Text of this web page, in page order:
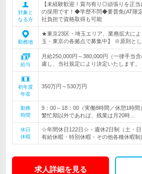
対象と
なる方
【未経験歓迎！賞与有り◎頑張りを正
の採用です！◆学歴不問◆要普免(AT限
社負担で資格取得も可能
勤務地
★東京23区・埼玉エリア、業務拡大に
玉・東京の各拠点で募集中】 ※原則と
給与
月給250,000円～380,000円（一律手当
慮し、当社規定により決定いたします。
初年度
年収
350万円～530万円
勤務
時間
9：00～18：00（実働8時間／休憩1時
繁忙期以外であれば、残業は月20時…
休日
休暇
☆年間休日122日☆・週休2日制（土・日
有給休暇・特別休暇・その他各種休暇制
求人詳細を見る